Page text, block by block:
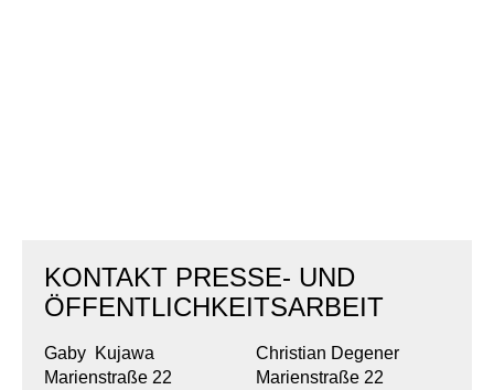
KONTAKT PRESSE- UND
ÖFFENTLICHKEITSARBEIT
Gaby Kujawa
Marienstraße 22
Christian Degener
Marienstraße 22